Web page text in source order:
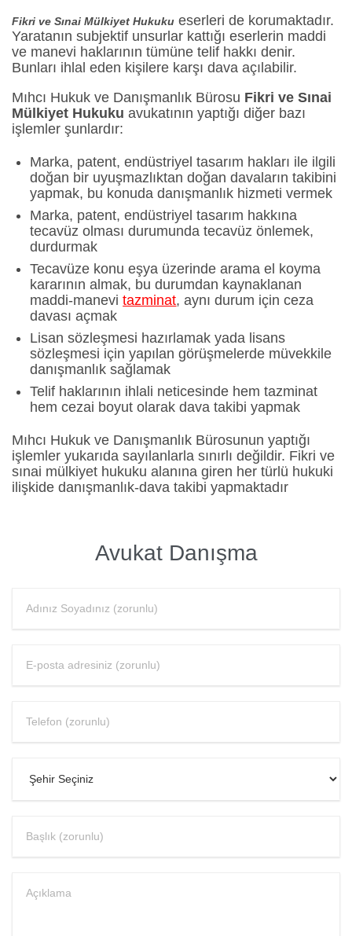
Fikri ve Sınai Mülkiyet Hukuku eserleri de korumaktadır.
Yaratanın subjektif unsurlar kattığı eserlerin maddi
ve manevi haklarının tümüne telif hakkı denir.
Bunları ihlal eden kişilere karşı dava açılabilir.
Mıhcı Hukuk ve Danışmanlık Bürosu Fikri ve Sınai
Mülkiyet Hukuku avukatının yaptığı diğer bazı
işlemler şunlardır:
Marka, patent, endüstriyel tasarım hakları ile ilgili
doğan bir uyuşmazlıktan doğan davaların takibini
yapmak, bu konuda danışmanlık hizmeti vermek
Marka, patent, endüstriyel tasarım hakkına
tecavüz olması durumunda tecavüz önlemek,
durdurmak
Tecavüze konu eşya üzerinde arama el koyma
kararının almak, bu durumdan kaynaklanan
maddi-manevitazminat, aynı durum için ceza
davası açmak
Lisan sözleşmesi hazırlamak yada lisans
sözleşmesi için yapılan görüşmelerde müvekkile
danışmanlık sağlamak
Telif haklarının ihlali neticesinde hem tazminat
hem cezai boyut olarak dava takibi yapmak
Mıhcı Hukuk ve Danışmanlık Bürosunun yaptığı
işlemler yukarıda sayılanlarla sınırlı değildir. Fikri ve
sınai mülkiyet hukuku alanına giren her türlü hukuki
ilişkide danışmanlık-dava takibi yapmaktadır
Avukat Danışma